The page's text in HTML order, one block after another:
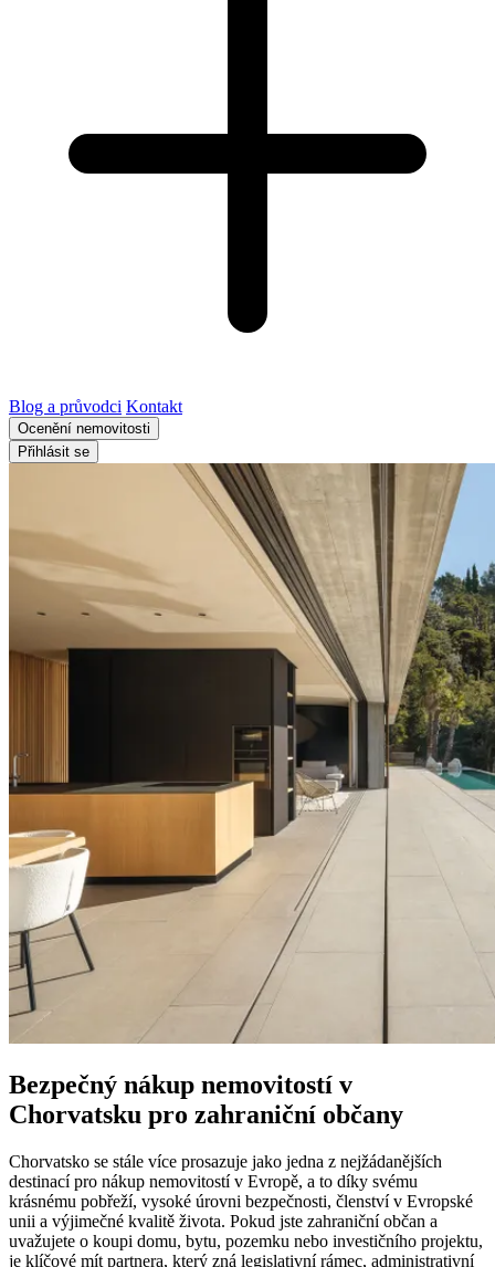
Blog a průvodci Kontakt
Ocenění nemovitosti
Přihlásit se
Bezpečný nákup nemovitostí v
Chorvatsku pro zahraniční občany
Chorvatsko se stále více prosazuje jako jedna z nejžádanějších
destinací pro nákup nemovitostí v Evropě, a to díky svému
krásnému pobřeží, vysoké úrovni bezpečnosti, členství v Evropské
unii a výjimečné kvalitě života. Pokud jste zahraniční občan a
uvažujete o koupi domu, bytu, pozemku nebo investičního projektu,
je klíčové mít partnera, který zná legislativní rámec, administrativní